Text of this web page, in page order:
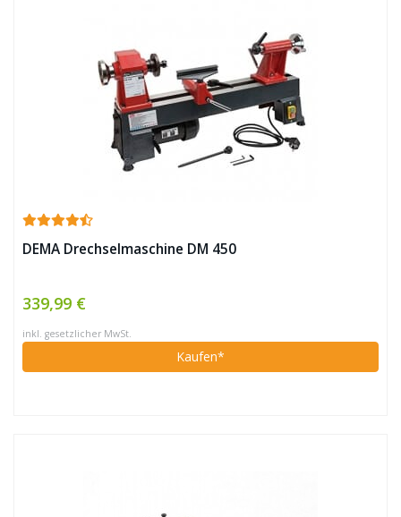
DEMA Drechselmaschine DM 450
339,99 €
inkl. gesetzlicher MwSt.
Kaufen*